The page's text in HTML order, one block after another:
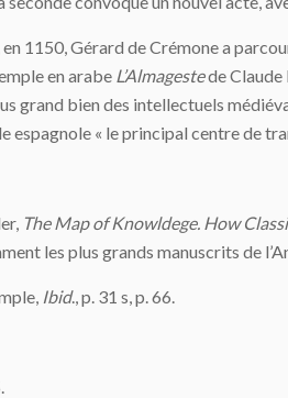
en 1150, Gérard de Crémone a
en arabe L’Almagestede Claude
grand bien des intellectuels
espagnole « le principal centre de
The Map of Knowldege. How
les plus grands manuscrits de
Ibid., p. 31 s, p. 66.